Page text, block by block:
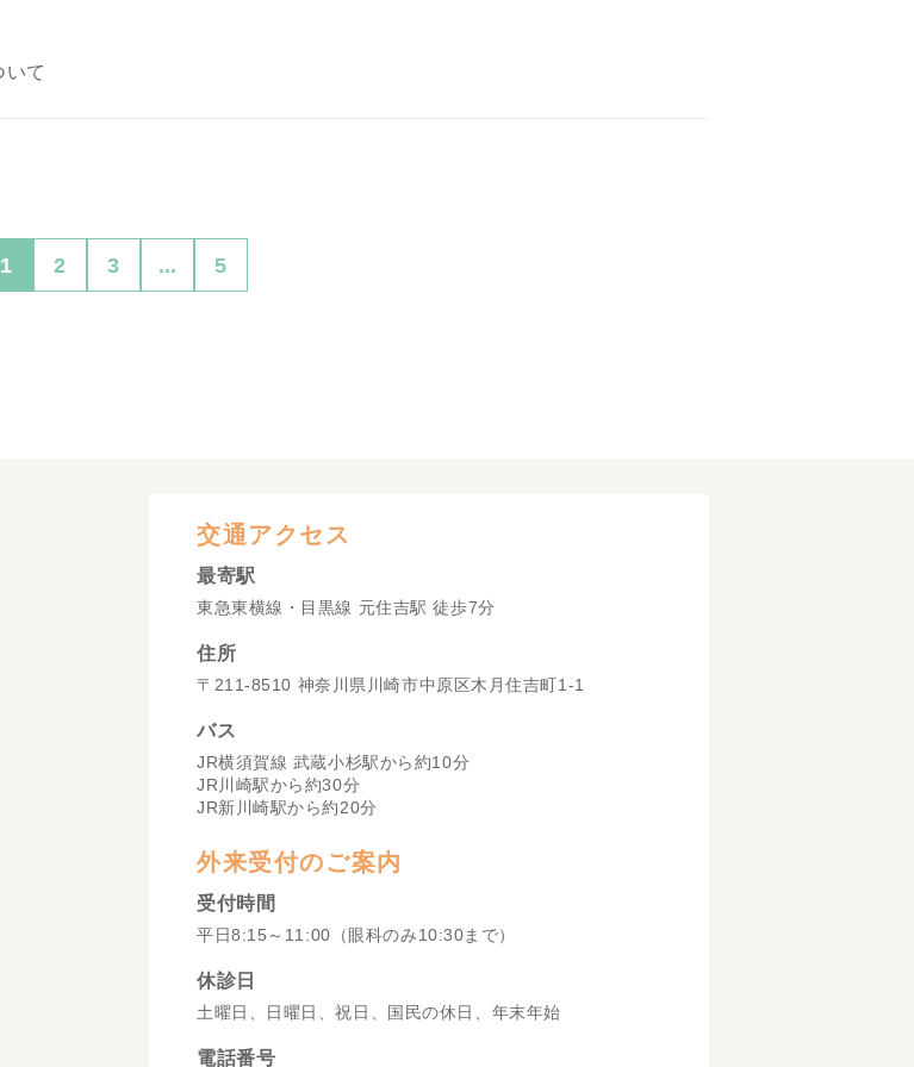
て
1 2 3 ... 5
交通アクセス
最寄駅
東急東横線・目黒線 元住吉駅 徒歩7分
住所
〒211-8510 神奈川県川崎市中原区木月住吉町1-1
バス
JR横須賀線 武蔵小杉駅から約10分
JR川崎駅から約30分
JR新川崎駅から約20分
外来受付のご案内
受付時間
平日8:15～11:00（眼科のみ10:30まで）
休診日
土曜日、日曜日、祝日、国民の休日、年末年始
電話番号